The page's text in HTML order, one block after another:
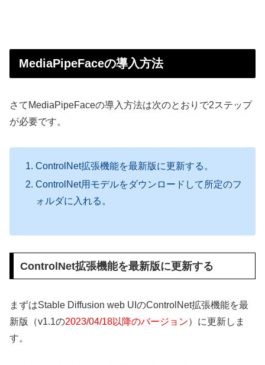
MediaPipeFaceの導入方法
さてMediaPipeFaceの導入方法は次のとおりで2ステップ
が必要です。
ControlNet拡張機能を最新版に更新する。
ControlNet用モデルをダウンロードして所定のフ
ォルダに入れる。
ControlNet拡張機能を最新版に更新する
まずはStable Diffusion web UIのControlNet拡張機能を最
新版（v1.1の2023/04/18以降のバージョン）に更新しま
す。